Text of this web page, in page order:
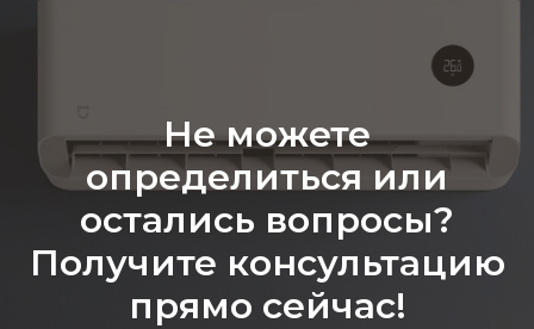
Не можете
определиться или
остались вопросы?
Получите консультацию
прямо сейчас!